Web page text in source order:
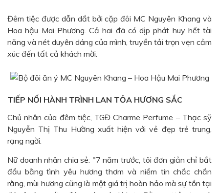
Đêm tiệc được dẫn dắt bởi cặp đôi MC Nguyên Khang và
Hoa hậu Mai Phương. Cả hai đã có dịp phát huy hết tài
năng và nét duyên dáng của mình, truyền tải trọn vẹn cảm
xúc đến tất cả khách mời.
TIẾP NỐI HÀNH TRÌNH LAN TỎA HƯƠNG SẮC
Chủ nhân của đêm tiệc, TGĐ Charme Perfume – Thạc sỹ
Nguyễn Thị Thu Hường xuất hiện với vẻ đẹp trẻ trung,
rạng ngời.
Nữ doanh nhân chia sẻ: "7 năm trước, tôi đơn giản chỉ bắt
đầu bằng tình yêu hương thơm và niềm tin chắc chắn
rằng, mùi hương cũng là một giá trị hoàn hảo mà sự tồn tại